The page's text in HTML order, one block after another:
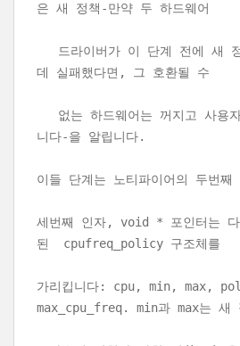
은 새 정책-만약 두 하드웨어
드라이버가 이 단계 전에 새 정
데 실패했다면, 그 호환될 수
없는 하드웨어는 꺼지고 사용
니다-을 알립니다.
이들 단계는 노티파이어의 두번째
세번째 인자, void * 포인터는 다
된 cpufreq_policy 구조체를
가리킵니다: cpu, min, max,
max_cpu_freq. min과 max는 새